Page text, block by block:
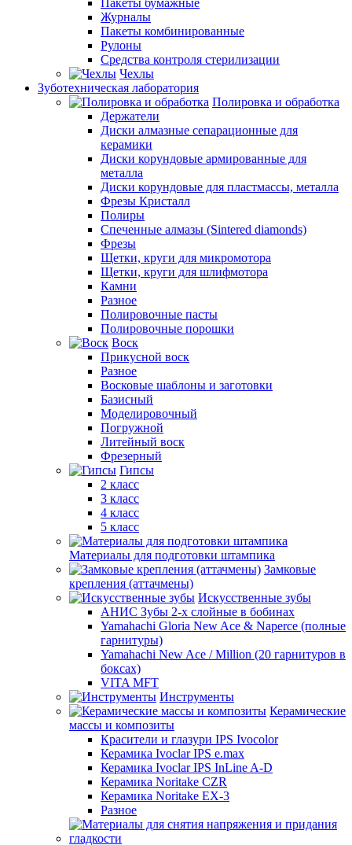
Пакеты бумажные
Журналы
Пакеты комбинированные
Рулоны
Средства контроля стерилизации
Чехлы
Зуботехническая лаборатория
Полировка и обработка
Держатели
Диски алмазные сепарационные для
керамики
Диски корундовые армированные для
металла
Диски корундовые для пластмассы, металла
Фрезы Кристалл
Полиры
Спеченные алмазы (Sintered diamonds)
Фрезы
Щетки, круги для микромотора
Щетки, круги для шлифмотора
Камни
Разное
Полировочные пасты
Полировочные порошки
Воск
Прикусной воск
Разное
Восковые шаблоны и заготовки
Базисный
Моделировочный
Погружной
Литейный воск
Фрезерный
Гипсы
2 класс
3 класс
4 класс
5 класс
Материалы для подготовки штампика
Замковые
крепления (аттачмены)
Искусственные зубы
АНИС Зубы 2-х слойные в бобинах
Yamahachi Gloria New Ace & Naperce (полные
гарнитуры)
Yamahachi New Ace / Million (20 гарнитуров в
боксах)
VITA MFT
Инструменты
Керамические
массы и композиты
Красители и глазури IPS Ivocolor
Керамика Ivoclar IPS e.max
Керамика Ivoclar IPS InLine A-D
Керамика Noritake CZR
Керамика Noritake EX-3
Разное